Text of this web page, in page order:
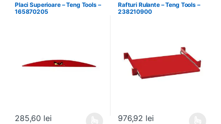
Placi Superioare – Teng Tools –
165870205
285,60 lei
Rafturi Rulante – Teng Tools –
238210900
976,92 lei